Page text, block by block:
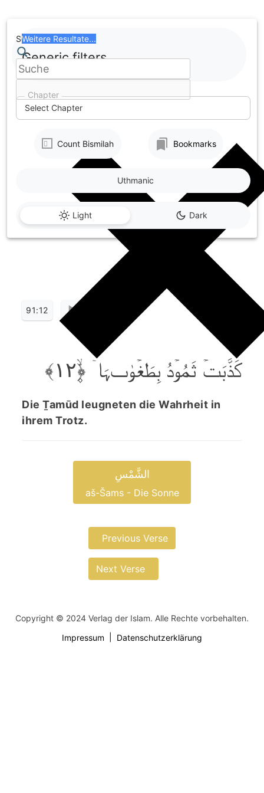
to
content
Chapter
Select Chapter
Search
Weitere Resultate...
Generic filters
Count Bismilah Bookmarks
Light Dark
Uthmanic
91:12
کَذَّبَتۡ ثَمُوۡدُ بِطَغۡوٰٮہَاۤ ﴿۪ۙ۱۲﴾
Die Ṯamūd leugneten die Wahrheit in
ihrem Trotz.
الشَّمْسِ
aš-Šams - Die Sonne
Previous Verse
Next Verse
Copyright © 2024 Verlag der Islam. Alle Rechte vorbehalten.
Impressum
Datenschutzerklärung